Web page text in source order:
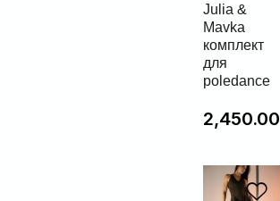
Julia &
Mavka
комплект
для
poledance
2,450.00